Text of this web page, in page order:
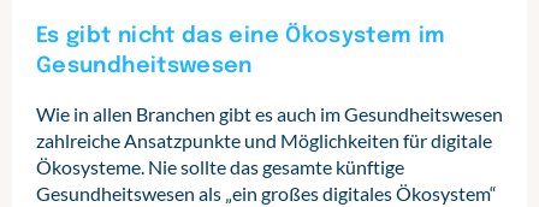
Es gibt nicht das eine Ökosystem im
Gesundheitswesen
Wie in allen Branchen gibt es auch im Gesundheitswesen
zahlreiche Ansatzpunkte und Möglichkeiten für digitale
Ökosysteme. Nie sollte das gesamte künftige
Gesundheitswesen als „ein großes digitales Ökosystem“